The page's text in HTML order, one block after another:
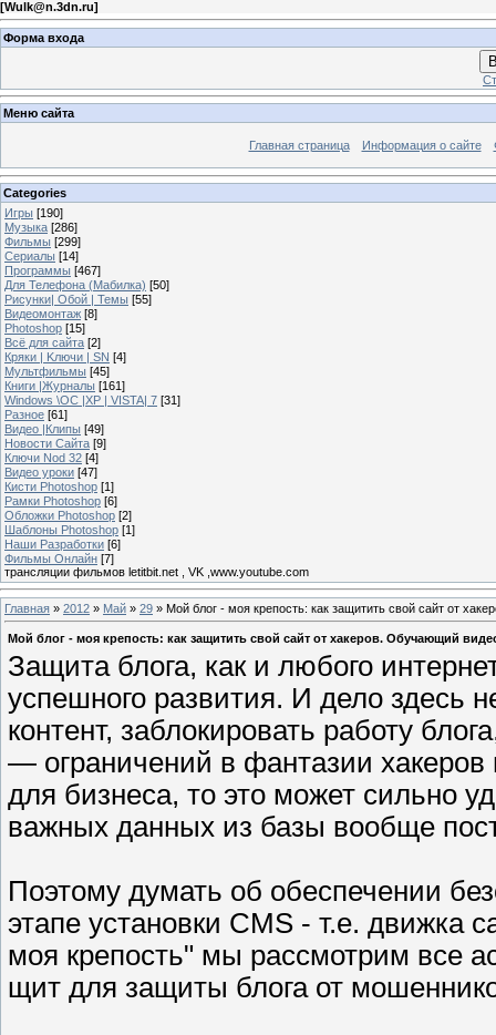
[Wulk@n.3dn.ru]
Форма входа
Меню сайта
Главная страница Информация о сайте
Categories
Игры [190]
Музыка [286]
Фильмы [299]
Сериалы [14]
Программы [467]
Для Телефона (Мабилка) [50]
Рисунки| Обой | Темы [55]
Видеомонтаж [8]
Photoshop [15]
Всё для сайта [2]
Кряки | Kлючи | SN [4]
Мультфильмы [45]
Книги |Журналы [161]
Windows \OC |XP | VISTA| 7 [31]
Разное [61]
Видео |Клипы [49]
Новости Сайта [9]
Ключи Nod 32 [4]
Видео уроки [47]
Кисти Photoshop [1]
Рамки Photoshop [6]
Обложки Photoshop [2]
Шаблоны Photoshop [1]
Наши Разработки [6]
Фильмы Онлайн [7]
трансляции фильмов letitbit.net , VK ,www.youtube.com
Главная » 2012 » Май » 29 » Мой блог - моя крепость: как защитить свой сайт от
Мой блог - моя крепость: как защитить свой сайт от хакеров. Обучающий
Защита блога, как и любого
успешного развития. И дело здесь
контент, заблокировать работу
— ограничений в фантазии хакеров
для бизнеса, то это может сильно
важных данных из базы вообще
Поэтому думать об обеспечении
этапе установки CMS - т.е.
моя крепость" мы рассмотрим все
щит для защиты блога от